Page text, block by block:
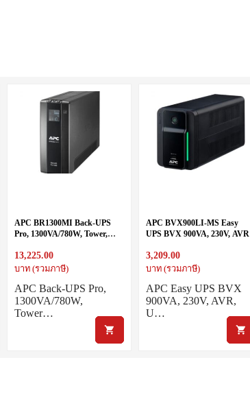
APC BR1300MI Back-UPS
Pro, 1300VA/780W, Tower,
AVR, LCD, User Replaceable
Battery
13,225.00
บาท (รวมภาษี)
APC Back-UPS Pro,
1300VA/780W,
Tower…
APC BVX900LI-MS Easy
UPS BVX 900VA, 230V, AVR
3,209.00
บาท (รวมภาษี)
APC Easy UPS BVX
900VA, 230V, AVR,
U…